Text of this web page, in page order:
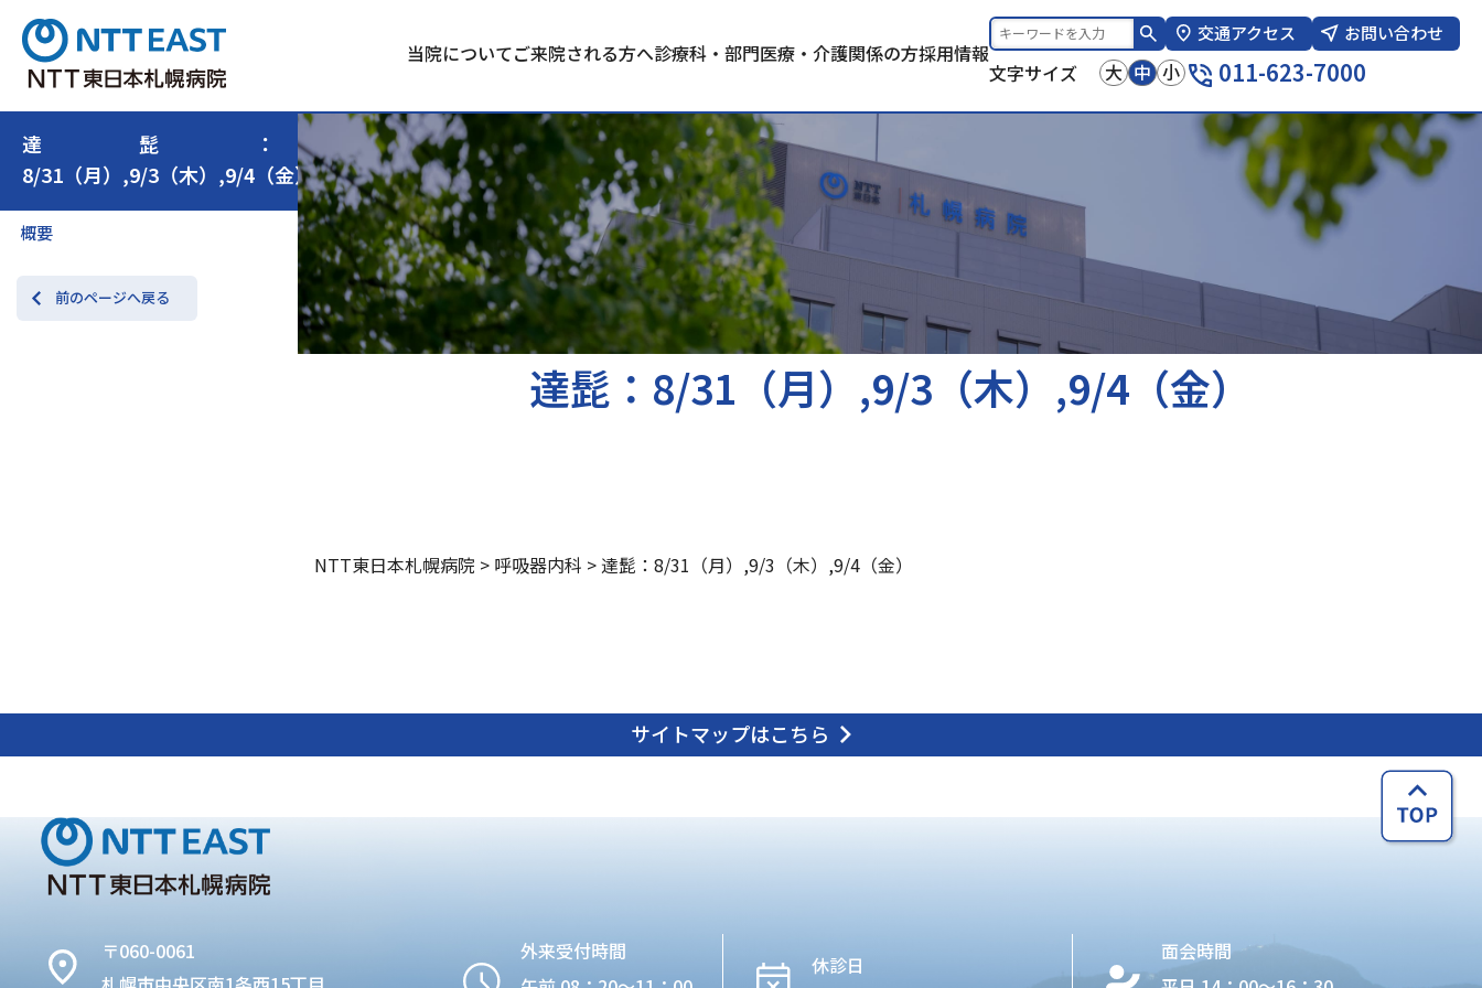
当院についてご来院される方へ診療科・部門医療・介護関係の方採用情報
交通アクセス お問い合わせ
文字サイズ 大 中 小 011-623-7000
達髭：
8/31（月）,9/3（木）,9/4（金）
概要
前のページへ戻る
達髭：8/31（月）,9/3（木）,9/4（金）
NTT東日本札幌病院 > 呼吸器内科 >達髭：8/31（月）,9/3（木）,9/4（金）
サイトマップはこちら
〒060-0061
外来受付時間
休診日
面会時間